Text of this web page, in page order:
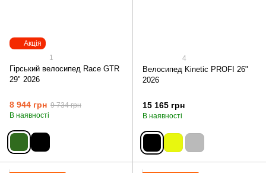
Акція
1
Гірський велосипед Race GTR
29" 2026
8 944 грн 9 734 грн
В наявності
4
Велосипед Kinetic PROFI 26"
2026
15 165 грн
В наявності